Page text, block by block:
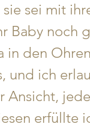
sei mit
Baby noch
in den
und ich
erfüllte